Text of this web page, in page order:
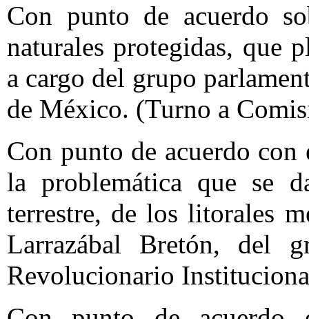
Con punto de acuerdo
naturales protegidas, que
a cargo del grupo
de México. (Turno a
Con punto de acuerdo
la problemática que se
terrestre, de los litorales
Larrazábal Bretón, del
Revolucionario